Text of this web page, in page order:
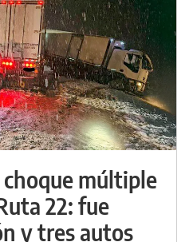
múltiple
22: fue
y tres autos